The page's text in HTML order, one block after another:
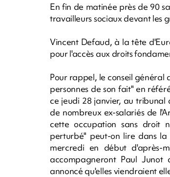
En fin de matinée près de 90
travailleurs sociaux devant les
Vincent Defaud, à la tête
pour l'accès aux droits
Pour rappel, le conseil général
personnes de son fait" en
ce jeudi 28 janvier, au tribunal
de nombreux ex-salariés de
cette occupation sans droit
perturbé" peut-on lire dans
mercredi en début d'après-
accompagneront Paul Junot
annoncé qu'elles viendraient